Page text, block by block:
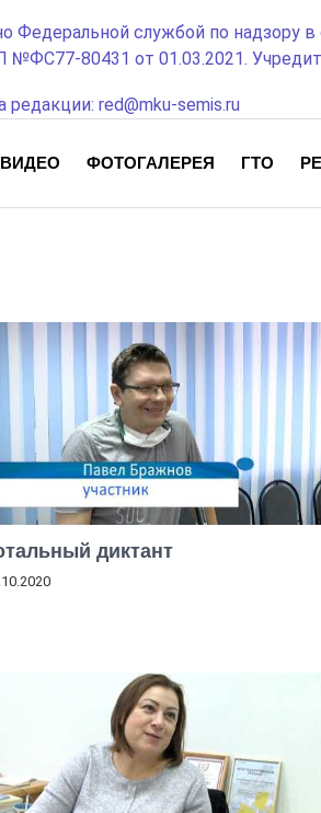
службой по надзору
80431 от 01.03.2021.
red@mku-semis.ru
ВИДЕО ФОТОГАЛЕРЕЯ ГТО
диктант